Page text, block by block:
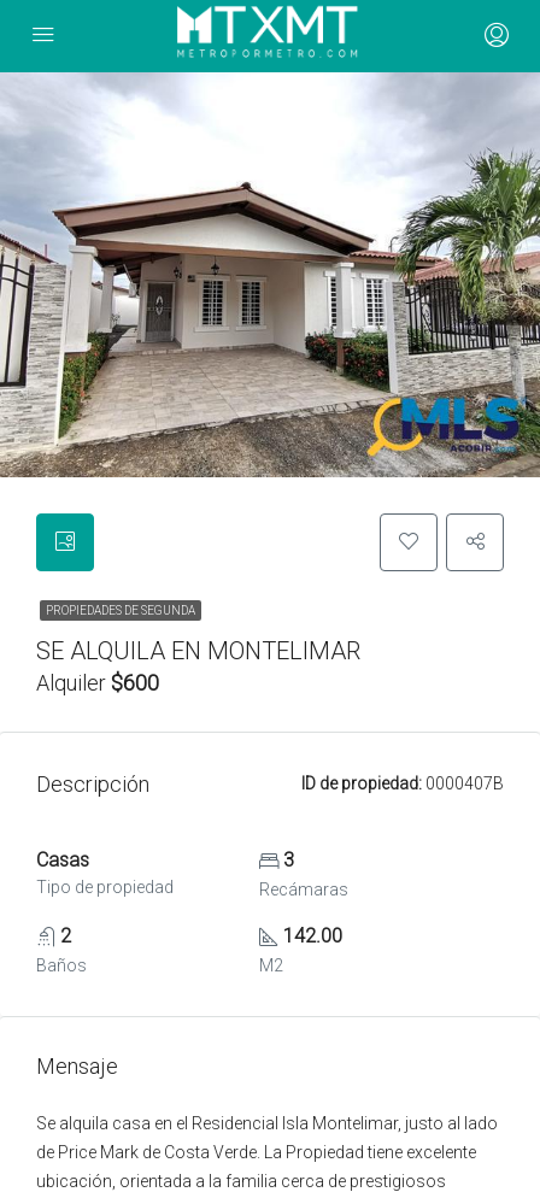
PROPIEDADES DE SEGUNDA
SE ALQUILA EN MONTELIMAR
Alquiler $600
Descripción ID de propiedad: 0000407B
Casas
Tipo de propiedad
3
Recámaras
2
Baños
142.00
M2
Mensaje
Se alquila casa en el Residencial Isla Montelimar, justo al lado
de Price Mark de Costa Verde. La Propiedad tiene excelente
ubicación, orientada a la familia cerca de prestigiosos